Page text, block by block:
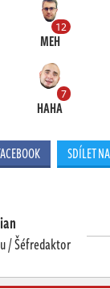
12
MEH
7
HAHA
SDÍLET
/ Šéfredaktor